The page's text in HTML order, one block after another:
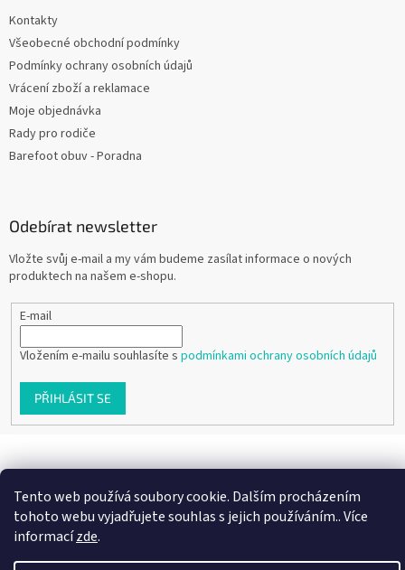
Tento web používá soubory cookie. Dalším procházením
tohoto webu vyjadřujete souhlas s jejich používáním.. Více
informacízde.
Kontakty
Všeobecné obchodní podmínky
Podmínky ochrany osobních údajů
Vrácení zboží a reklamace
Moje objednávka
Rady pro rodiče
Barefoot obuv - Poradna
Odebírat newsletter
Vložte svůj e-mail a my vám budeme zasílat informace o nových
produktech na našem e-shopu.
E-mail
Vložením e-mailu souhlasíte s podmínkami ochrany osobních údajů
PŘIHLÁSIT SE
Copyright 2026